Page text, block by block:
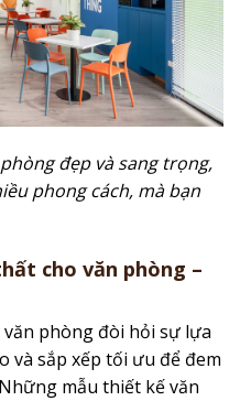
đẹp và sang trọng,
phong cách, mà bạn
cho văn phòng –
phòng đòi hỏi sự lựa
và sắp xếp tối ưu để đem
mẫu thiết kế văn